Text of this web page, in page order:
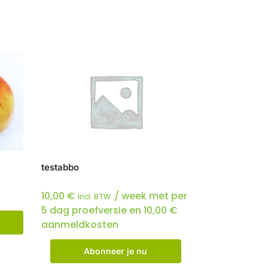
testabbo
10,00 € Incl. BTW / week met per
5 dag proefversie en10,00 €
aanmeldkosten
Abonneer je nu